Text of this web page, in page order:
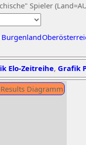
Spieler
Burgenland
Elo-Zeitreihe, Grafik